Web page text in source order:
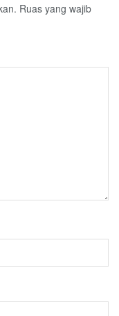
Ruas yang wajib